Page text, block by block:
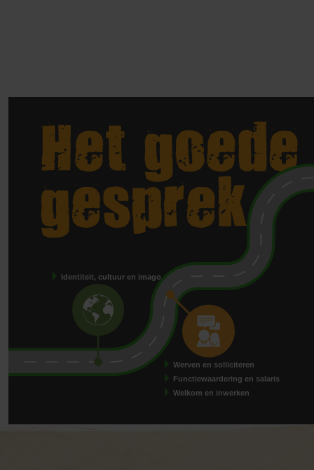
Identiteit, cultuur en imago
Werven en solliciteren
Functiewaardering en salaris
Welkom en inwerken